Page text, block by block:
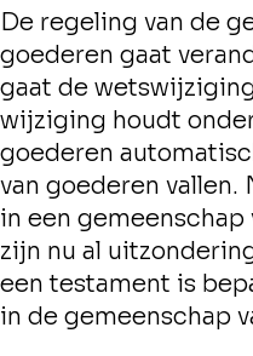
De regeling van de
goederen gaat
gaat de
wijziging houdt
goederen
van goederen vallen.
in een
zijn nu al
een testament is
in de gemeenschap